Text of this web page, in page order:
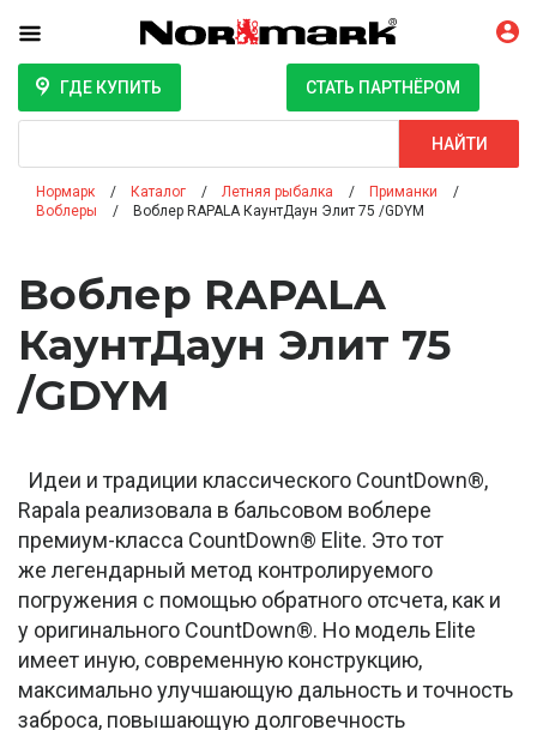
ГДЕ КУПИТЬ СТАТЬ ПАРТНЁРОМ
НАЙТИ
Нормарк Каталог Летняя рыбалка
Приманки
Воблеры
Воблер RAPALA КаунтДаун Элит 75 /GDYM
Воблер RAPALA
КаунтДаун Элит 75
/GDYM
Идеи и традиции классического CountDown®,
Rapala реализовала в бальсовом воблере
премиум-класса CountDown® Elite. Это тот
же легендарный метод контролируемого
погружения с помощью обратного отсчета, как и
у оригинального CountDown®. Но модель Elite
имеет иную, современную конструкцию,
максимально улучшающую дальность и точность
заброса, повышающую долговечность